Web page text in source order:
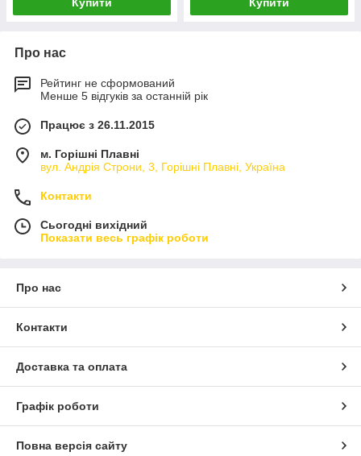
Купити Купити
Про нас
Рейтинг не сформований
Менше 5 відгуків за останній рік
Працює з 26.11.2015
м. Горішні Плавні
вул. Андрія Строни, 3, Горішні Плавні, Україна
Контакти
Сьогодні вихідний
Показати весь графік роботи
Про нас
Контакти
Доставка та оплата
Графік роботи
Повна версія сайту